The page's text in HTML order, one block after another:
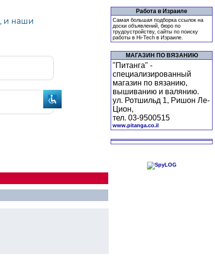
Работа в Израиле
Самая большая подборка ссылок на
доски объявлений, бюро по
трудоустройству, сайты по поиску
работы в Hi-Tech в Израиле.
МАГАЗИН ПО ВЯЗАНИЮ
"Питанга" -
специализированный
магазин по вязанию,
вышиванию и валянию.
ул. Ротшильд 1, Ришон Ле-
Цион,
тел. 03-9500515
www.pitanga.co.il